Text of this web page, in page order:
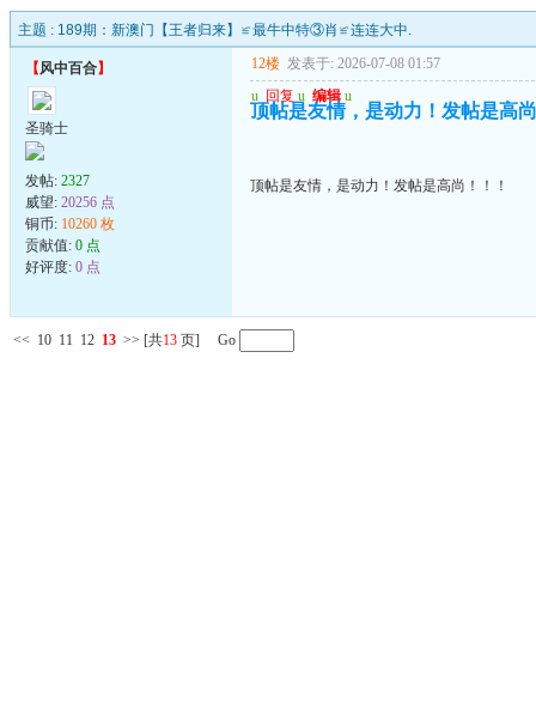
主题 : 189期：新澳门【王者归来】≌最牛中特③肖≌连连大中.
【风中百合】
圣骑士
发帖: 2327
威望: 20256 点
铜币: 10260 枚
贡献值: 0 点
好评度: 0 点
12楼 发表于: 2026-07-08 01:57
u 回复 u 编辑 u
顶帖是友情，是动力！发帖是高
顶帖是友情，是动力！发帖是高尚！！！
<< 10 11 12 13 >> [共13 页] Go